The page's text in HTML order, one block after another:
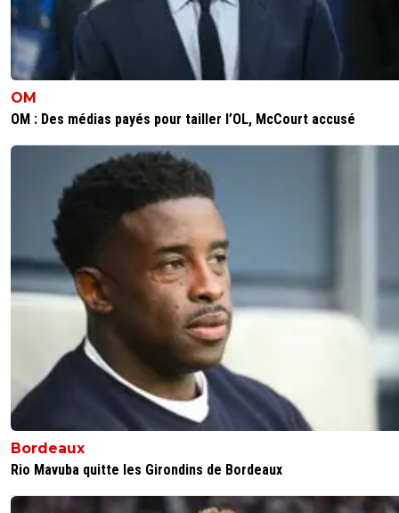
OM
OM : Des médias payés pour tailler l’OL, McCourt accusé
Bordeaux
Rio Mavuba quitte les Girondins de Bordeaux